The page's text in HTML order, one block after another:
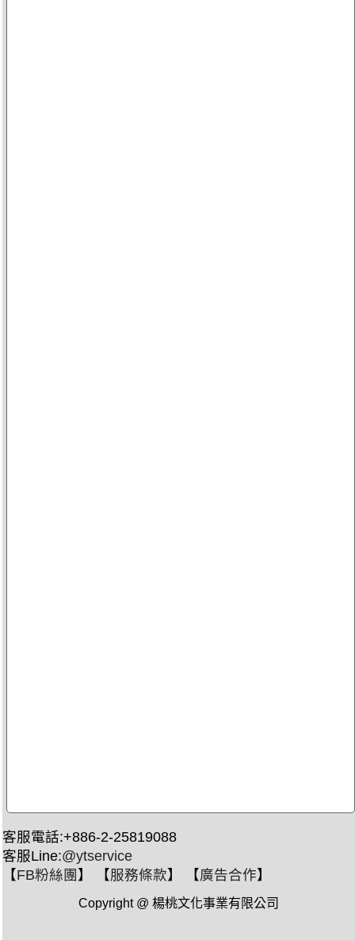
客服電話:+886-2-25819088
客服Line:@ytservice
【FB粉絲團 】 【服務條款】 【廣告合作】
Copyright @ 楊桃文化事業有限公司